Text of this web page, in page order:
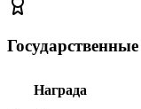
Награда